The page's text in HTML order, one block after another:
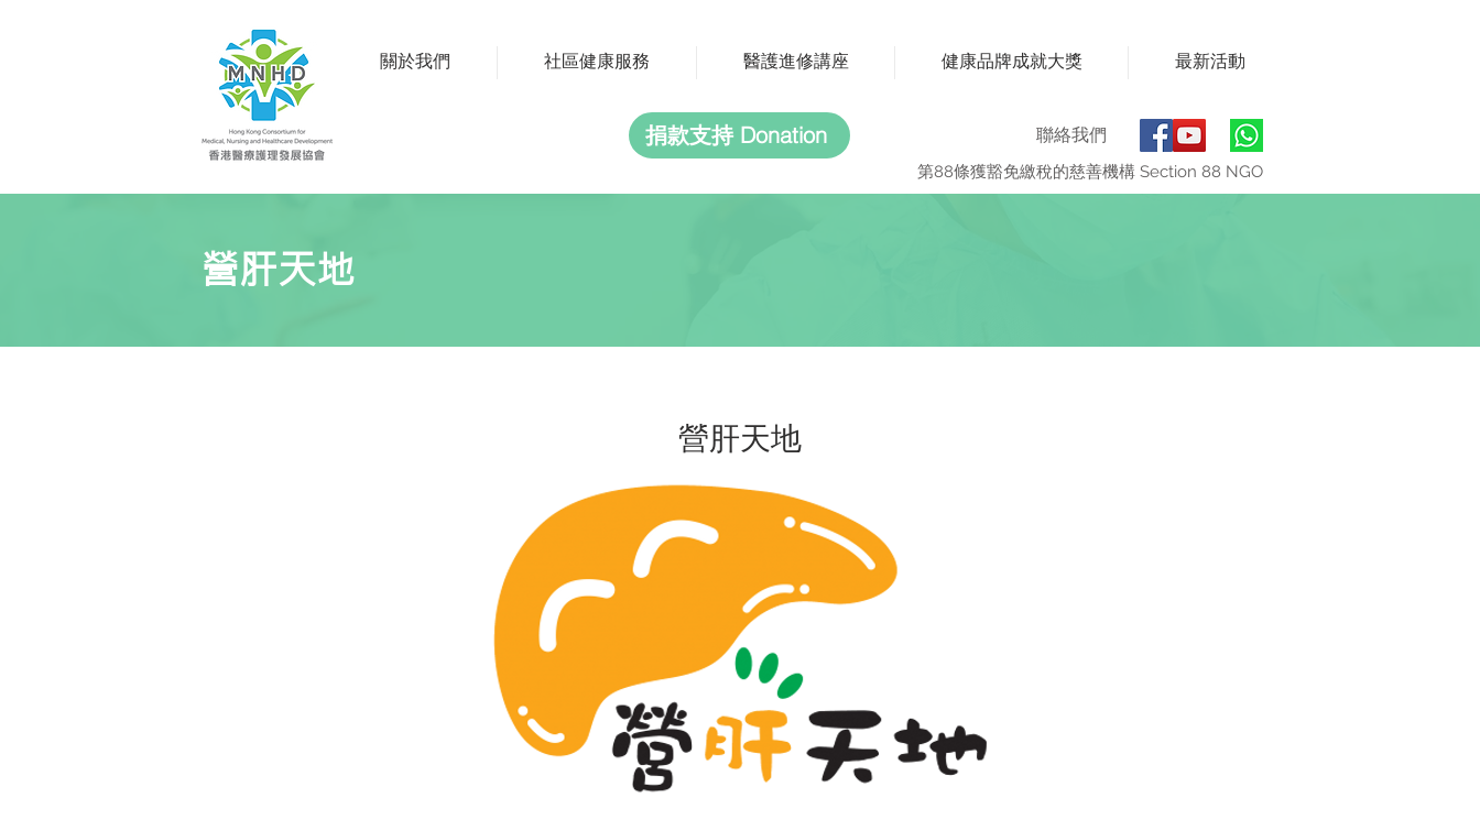
關於我們 社區健康服務 醫護進修講座 健康品牌成就大獎 最新活動
捐款支持 Donation 聯絡我們
第88條獲豁免繳稅的慈善機構 Section 88 NGO
營肝天地
營肝天地